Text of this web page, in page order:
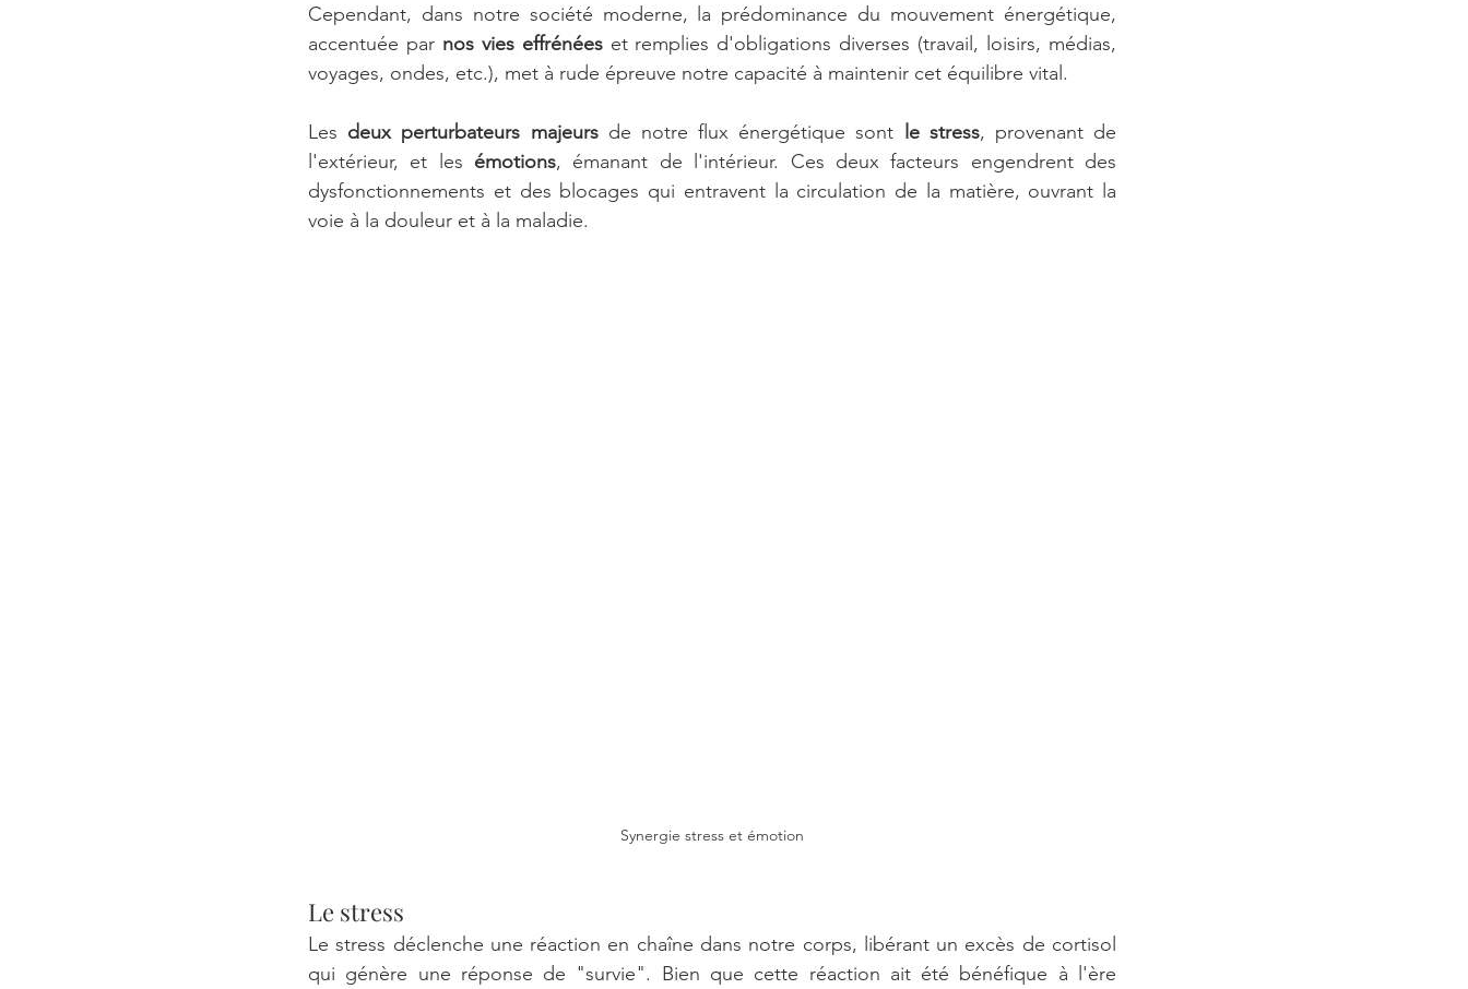
Cependant, dans notre société moderne, la prédominance du mouvement énergétique,
accentuée par nos vies effrénées et remplies d'obligations diverses (travail, loisirs, médias,
voyages, ondes, etc.), met à rude épreuve notre capacité à maintenir cet équilibre vital.
Les deux perturbateurs majeurs de notre flux énergétique sont le stress, provenant de
l'extérieur, et les émotions, émanant de l'intérieur. Ces deux facteurs engendrent des
dysfonctionnements et des blocages qui entravent la circulation de la matière, ouvrant la
voie à la douleur et à la maladie.
Synergie stress et émotion
Le stress
Le stress déclenche une réaction en chaîne dans notre corps, libérant un excès de cortisol
qui génère une réponse de "survie". Bien que cette réaction ait été bénéfique à l'ère